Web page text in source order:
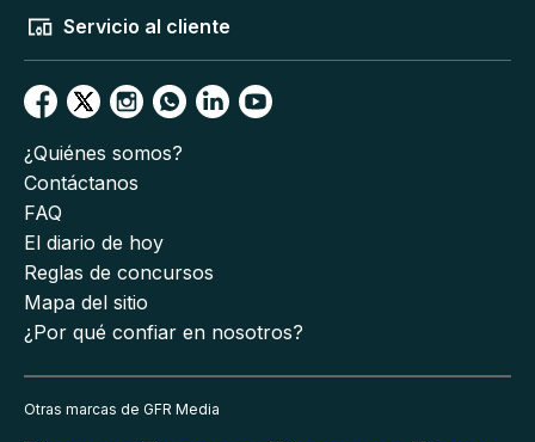
Servicio al cliente
¿Quiénes somos?
Contáctanos
FAQ
El diario de hoy
Reglas de concursos
Mapa del sitio
¿Por qué confiar en nosotros?
Otras marcas de GFR Media